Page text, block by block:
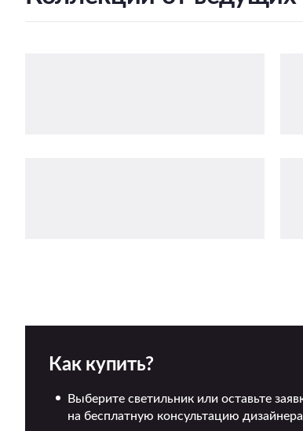
Как купить?
Выберите светильник или оставьте
на бесплатную консультацию дизайнера